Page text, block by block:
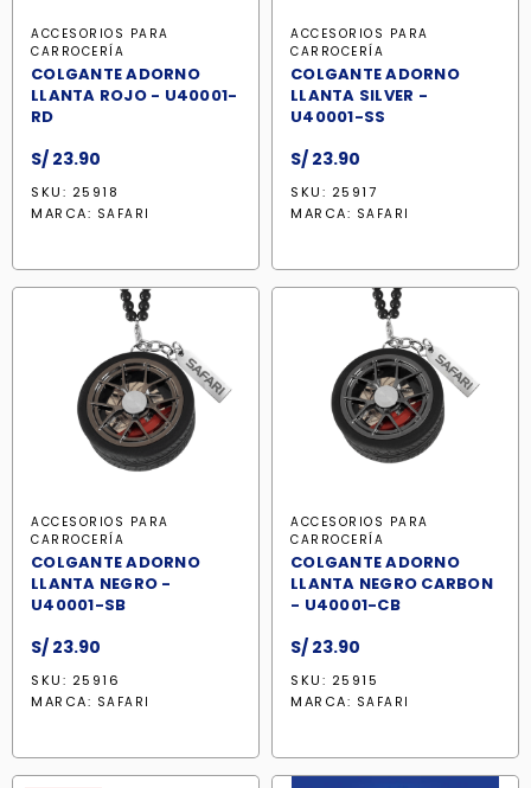
ACCESORIOS PARA
CARROCERÍA
COLGANTE ADORNO
LLANTA ROJO - U40001-
RD
S/ 23.90
SKU: 25918
MARCA: SAFARI
ACCESORIOS PARA
CARROCERÍA
COLGANTE ADORNO
LLANTA SILVER -
U40001-SS
S/ 23.90
SKU: 25917
MARCA: SAFARI
ACCESORIOS PARA
CARROCERÍA
COLGANTE ADORNO
LLANTA NEGRO -
U40001-SB
S/ 23.90
SKU: 25916
MARCA: SAFARI
ACCESORIOS PARA
CARROCERÍA
COLGANTE ADORNO
LLANTA NEGRO CARBON
- U40001-CB
S/ 23.90
SKU: 25915
MARCA: SAFARI